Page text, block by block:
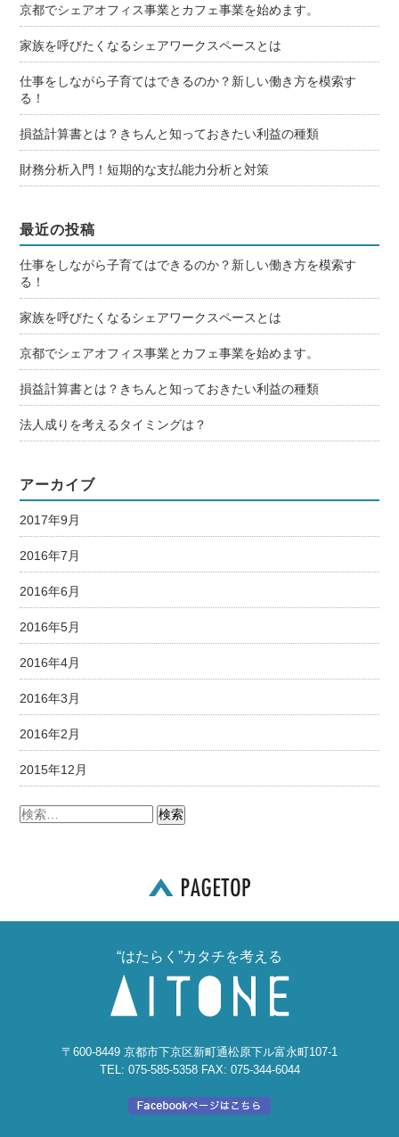
京都でシェアオフィス事業とカフェ事業を始めます。
家族を呼びたくなるシェアワークスペースとは
仕事をしながら子育てはできるのか？新しい働き方を模索す
る！
損益計算書とは？きちんと知っておきたい利益の種類
財務分析入門！短期的な支払能力分析と対策
最近の投稿
仕事をしながら子育てはできるのか？新しい働き方を模索す
る！
家族を呼びたくなるシェアワークスペースとは
京都でシェアオフィス事業とカフェ事業を始めます。
損益計算書とは？きちんと知っておきたい利益の種類
法人成りを考えるタイミングは？
アーカイブ
2017年9月
2016年7月
2016年6月
2016年5月
2016年4月
2016年3月
2016年2月
2015年12月
“はたらく”カタチを考える
〒600-8449 京都市下京区新町通松原下ル富永町107-1
TEL: 075-585-5358 FAX: 075-344-6044